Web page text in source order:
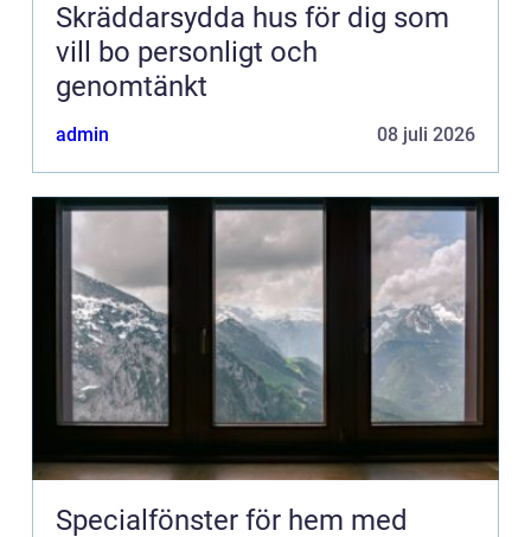
Skräddarsydda hus för dig som
vill bo personligt och
genomtänkt
admin 08 juli 2026
Specialfönster för hem med